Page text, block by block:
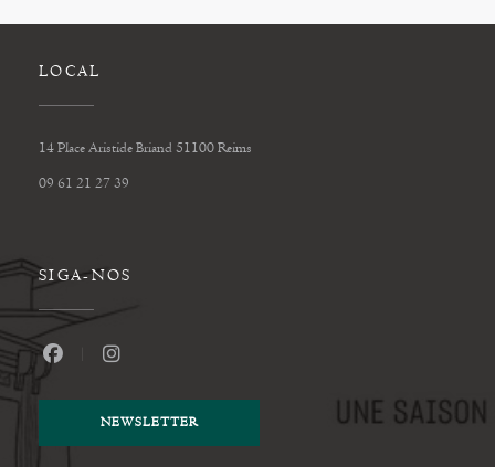
LOCAL
14 Place Aristide Briand 51100 Reims
09 61 21 27 39
SIGA-NOS
NEWSLETTER